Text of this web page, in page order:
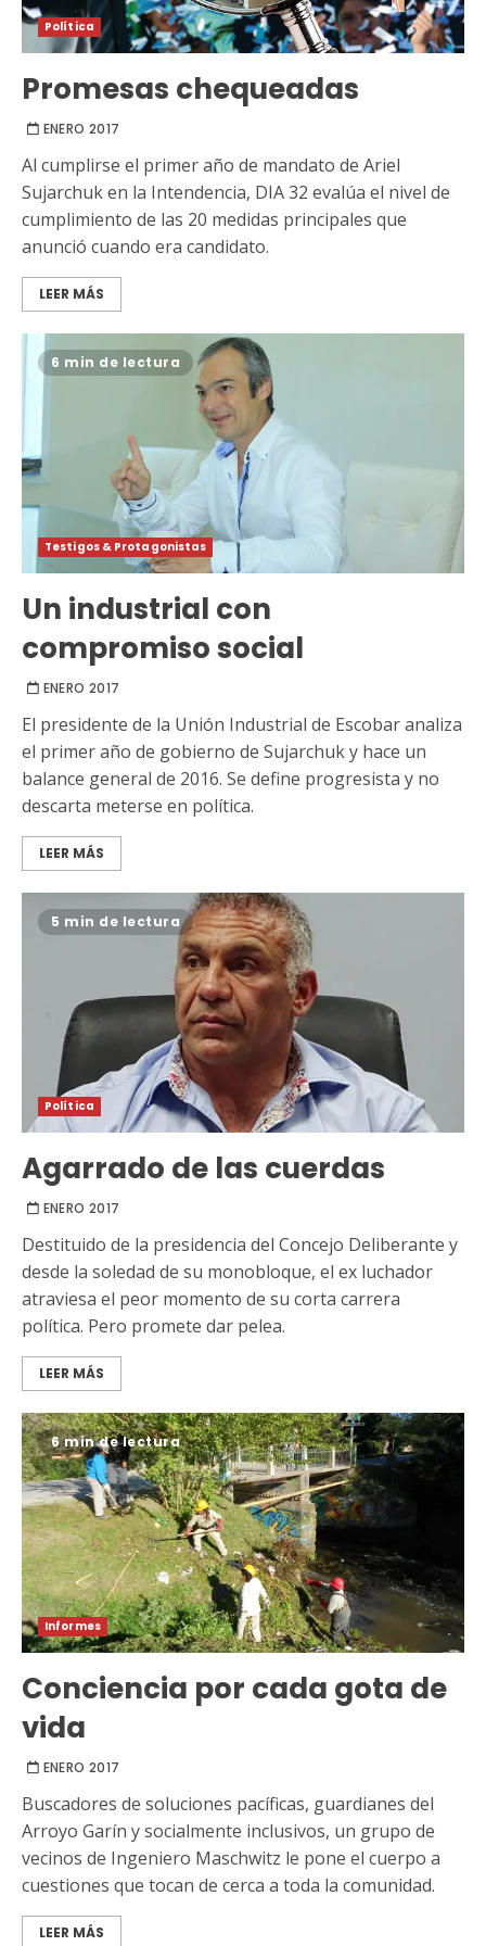
Política
Promesas chequeadas
ENERO 2017
Al cumplirse el primer año de mandato de Ariel
Sujarchuk en la Intendencia, DIA 32 evalúa el nivel de
cumplimiento de las 20 medidas principales que
anunció cuando era candidato.
LEER MÁS
6 min de lectura
Testigos & Protagonistas
Un industrial con
compromiso social
ENERO 2017
El presidente de la Unión Industrial de Escobar analiza
el primer año de gobierno de Sujarchuk y hace un
balance general de 2016. Se define progresista y no
descarta meterse en política.
LEER MÁS
5 min de lectura
Política
Agarrado de las cuerdas
ENERO 2017
Destituido de la presidencia del Concejo Deliberante y
desde la soledad de su monobloque, el ex luchador
atraviesa el peor momento de su corta carrera
política. Pero promete dar pelea.
LEER MÁS
6 min de lectura
Informes
Conciencia por cada gota de
vida
ENERO 2017
Buscadores de soluciones pacíficas, guardianes del
Arroyo Garín y socialmente inclusivos, un grupo de
vecinos de Ingeniero Maschwitz le pone el cuerpo a
cuestiones que tocan de cerca a toda la comunidad.
LEER MÁS